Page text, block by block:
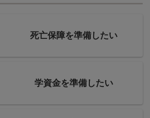
死亡保障を準備したい
学資金を準備したい